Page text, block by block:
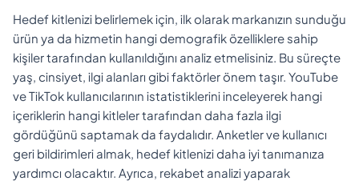
Hedef kitlenizi belirlemek için, ilk olarak markanızın sunduğu
ürün ya da hizmetin hangi demografik özelliklere sahip
kişiler tarafından kullanıldığını analiz etmelisiniz. Bu süreçte
yaş, cinsiyet, ilgi alanları gibi faktörler önem taşır. YouTube
ve TikTok kullanıcılarının istatistiklerini inceleyerek hangi
içeriklerin hangi kitleler tarafından daha fazla ilgi
gördüğünü saptamak da faydalıdır. Anketler ve kullanıcı
geri bildirimleri almak, hedef kitlenizi daha iyi tanımanıza
yardımcı olacaktır. Ayrıca, rekabet analizi yaparak